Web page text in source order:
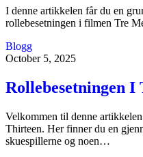
I denne artikkelen får du en
rollebesetningen i filmen Tre
Blogg
October 5, 2025
Rollebesetningen I
Velkommen til denne
Thirteen. Her finner du en
skuespillerne og noen…